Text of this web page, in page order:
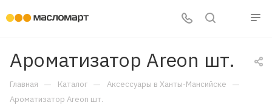
Ароматизатор Areon шт.
Главная — Каталог — Аксессуары в Ханты-Мансийске —
Ароматизатор Areon шт.